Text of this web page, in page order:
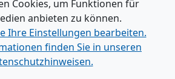
Cookies, um Funktionen für
anbieten zu können.
Ihre Einstellungen bearbeiten.
finden Sie in unseren